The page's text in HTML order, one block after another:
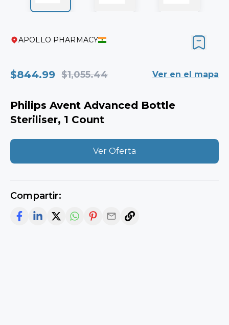
APOLLO PHARMACY
$844.99 $1,055.44 Ver en el mapa
Philips Avent Advanced Bottle
Steriliser, 1 Count
Ver Oferta
Compartir: